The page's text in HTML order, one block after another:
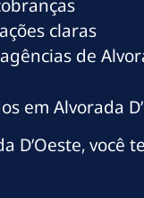
claras
de
em Alvorada
D’Oeste,